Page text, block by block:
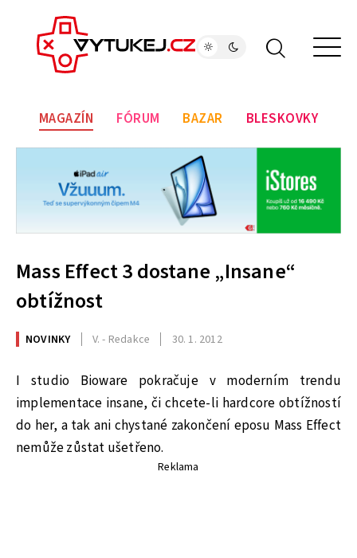
MAGAZÍN FÓRUM BAZAR BLESKOVKY
Mass Effect 3 dostane „Insane“
obtížnost
NOVINKY V. - Redakce 30. 1. 2012
I studio Bioware pokračuje v moderním trendu
implementace insane, či chcete-li hardcore obtížností
do her, a tak ani chystané zakončení eposu Mass Effect
nemůže zůstat ušetřeno.
Reklama